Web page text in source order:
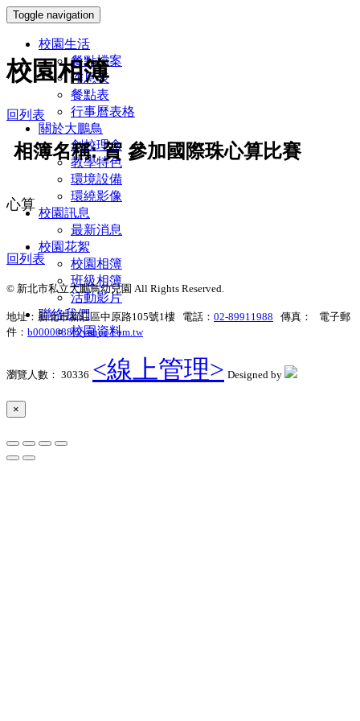
Toggle navigation
校園生活
餐點檔案
作息表
餐點表
行事曆表格
關於大鵬鳥
創校理念
教學特色
環境設備
環繞影像
校園訊息
最新消息
校園花絮
校園相簿
班級相簿
活動影片
聯絡我們
校園資料
校園相簿
回列表
相簿名稱: 賀 參加國際珠心算比賽
心算
回列表
© 新北市私立大鵬鳥幼兒園 All Rights Reserved.
地址：新北市新莊區中原路105號1樓 電話： 02-89911988 傳真： 電子郵
件： b0000088@yahoo.com.tw
瀏覽人數： 30336 <線上管理> Designed by
×